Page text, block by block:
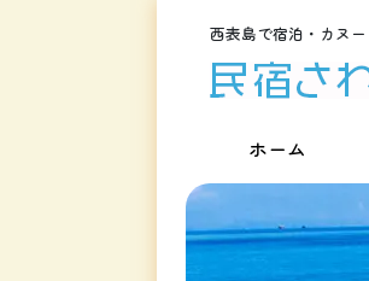
西表島で宿泊・カヌ
ホーム